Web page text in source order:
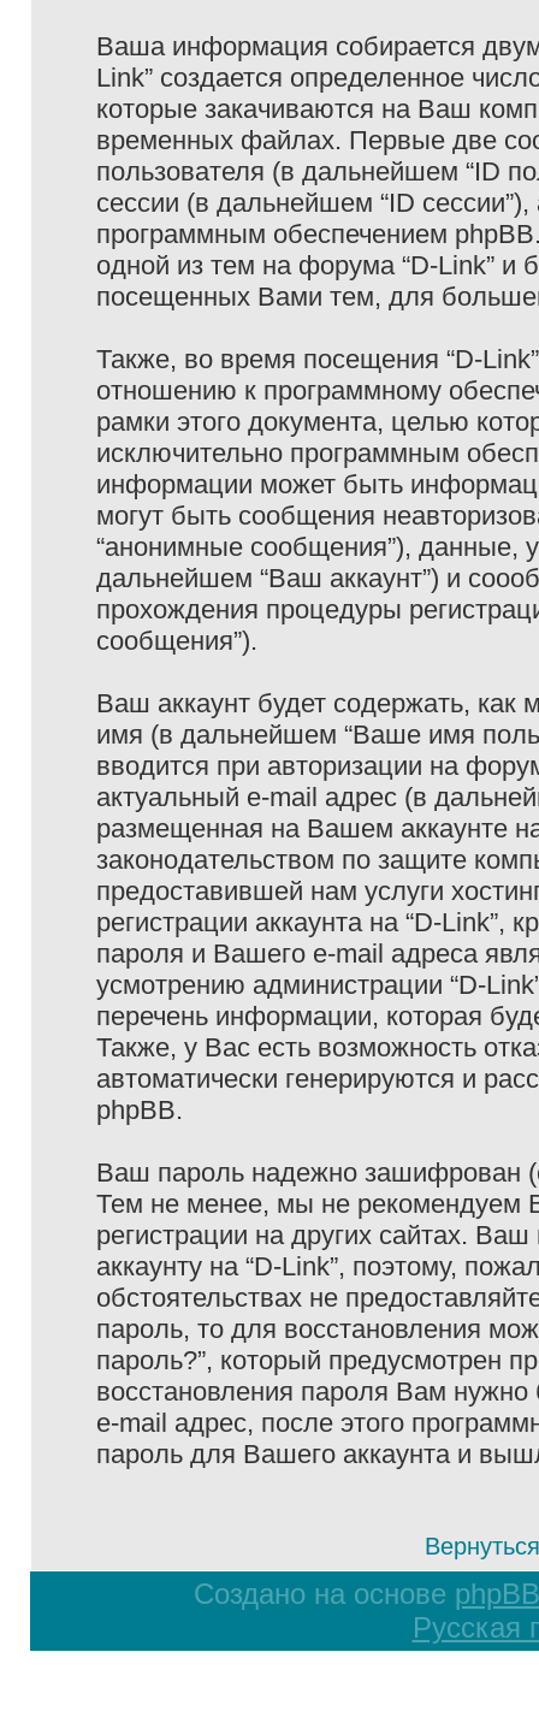
Ваша информация собирается
Link” создается определенное
которые закачиваются на Ваш
временных файлах. Первые две
пользователя (в дальнейшем “ID
сессии (в дальнейшем “ID
программным обеспечением
одной из тем на форума “D-Link” и
посещенных Вами тем, для
Также, во время посещения “D-
отношению к программному
рамки этого документа, целью
исключительно программным
информации может быть
могут быть сообщения
“анонимные сообщения”), данные,
дальнейшем “Ваш аккаунт”) и
прохождения процедуры
сообщения”).
Ваш аккаунт будет содержать,
имя (в дальнейшем “Ваше имя
вводится при авторизации на
актуальный e-mail адрес (в
размещенная на Вашем аккаунте
законодательством по защите
предоставившей нам услуги
регистрации аккаунта на “D-
пароля и Вашего e-mail адреса
усмотрению администрации “D-
перечень информации, которая
Также, у Вас есть возможность
автоматически генерируются и
phpBB.
Ваш пароль надежно зашифрован
Тем не менее, мы не рекомендуем
регистрации на других сайтах.
аккаунту на “D-Link”, поэтому,
обстоятельствах не
пароль, то для восстановления
пароль?”, который предусмотрен
восстановления пароля Вам
e-mail адрес, после этого
пароль для Вашего аккаунта и
Создано на основе phpBB
Русская